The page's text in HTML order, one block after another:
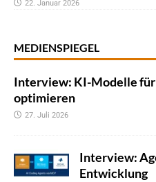
22. Januar 2026
MEDIENSPIEGEL
Interview: KI-Modelle
optimieren
27. Juli 2026
Interview:
Entwicklung